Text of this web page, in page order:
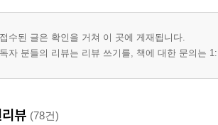
접수된 글은 확인을 거쳐 이 곳에 게재됩니다.
독자 분들의 리뷰는 리뷰 쓰기를, 책에 대한 문의는
뷰 (78건)